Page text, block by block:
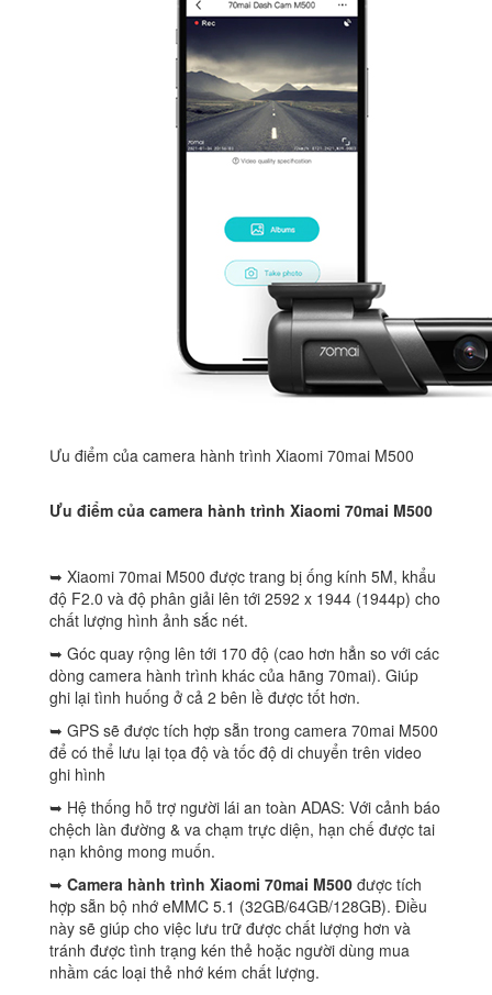
Ưu điểm của camera hành trình Xiaomi 70mai M500
Ưu điểm của camera hành trình Xiaomi 70mai M500
➥ Xiaomi 70mai M500 được trang bị ống kính 5M, khẩu
độ F2.0 và độ phân giải lên tới 2592 x 1944 (1944p) cho
chất lượng hình ảnh sắc nét.
➥ Góc quay rộng lên tới 170 độ (cao hơn hẳn so với các
dòng camera hành trình khác của hãng 70mai). Giúp
ghi lại tình huống ở cả 2 bên lề được tốt hơn.
➥ GPS sẽ được tích hợp sẵn trong camera 70mai M500
để có thể lưu lại tọa độ và tốc độ di chuyển trên video
ghi hình
➥ Hệ thống hỗ trợ người lái an toàn ADAS: Với cảnh báo
chệch làn đường & va chạm trực diện, hạn chế được tai
nạn không mong muốn.
➥ Camera hành trình Xiaomi 70mai M500 được tích
hợp sẵn bộ nhớ eMMC 5.1 (32GB/64GB/128GB). Điều
này sẽ giúp cho việc lưu trữ được chất lượng hơn và
tránh được tình trạng kén thẻ hoặc người dùng mua
nhầm các loại thẻ nhớ kém chất lượng.